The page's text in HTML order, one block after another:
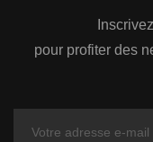
pour profiter des